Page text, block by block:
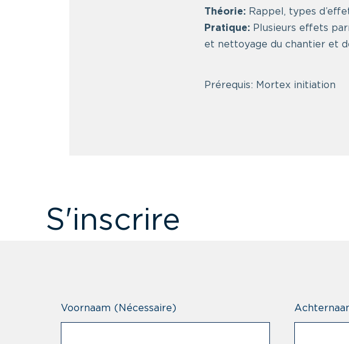
Théorie:Rappel, types
Pratique:Plusieurs effets
et nettoyage du chantier et
Prérequis: Mortex initiation
S'inscrire
Voornaam (Nécessaire)